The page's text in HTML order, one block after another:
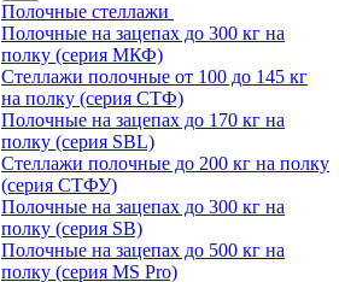
Полочные стеллажи
Полочные на зацепах до 300 кг на
полку (серия МКФ)
Стеллажи полочные от 100 до 145 кг
на полку (серия СТФ)
Полочные на зацепах до 170 кг на
полку (серия SBL)
Стеллажи полочные до 200 кг на полку
(серия СТФУ)
Полочные на зацепах до 300 кг на
полку (серия SB)
Полочные на зацепах до 500 кг на
полку (серия MS Pro)